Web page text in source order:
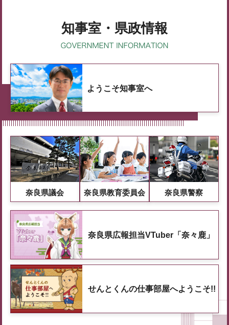
知事室・県政情報
ようこそ知事室へ
奈良県議会 奈良県教育委員会 奈良県警察
奈良県広報担当VTuber「奈々鹿」
せんとくんの仕事部屋へようこそ!!